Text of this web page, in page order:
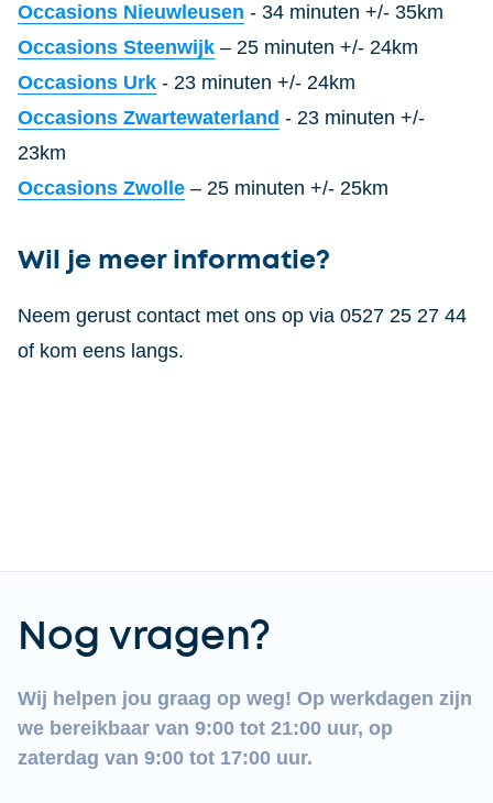
Occasions Nieuwleusen - 34 minuten +/- 35km
Occasions Steenwijk – 25 minuten +/- 24km
Occasions Urk - 23 minuten +/- 24km
Occasions Zwartewaterland - 23 minuten +/-
23km
Occasions Zwolle – 25 minuten +/- 25km
Wil je meer informatie?
Neem gerust contact met ons op via 0527 25 27 44
of kom eens langs.
Nog vragen?
Wij helpen jou graag op weg! Op werkdagen zijn
we bereikbaar van 9:00 tot 21:00 uur, op
zaterdag van 9:00 tot 17:00 uur.